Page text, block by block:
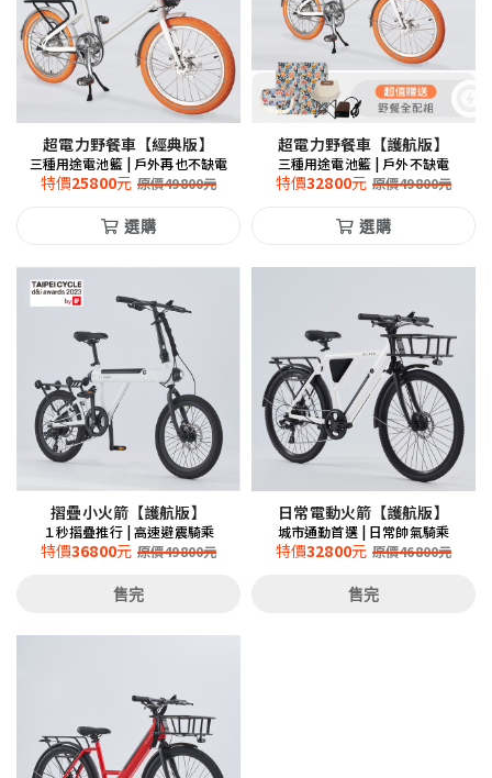
超電力野餐車【經典版】
三種用途電池籃 | 戶外再也不缺電
特價25800元 原價49800元
選購
超電力野餐車【護航版】
三種用途電池籃 | 戶外不缺電
特價32800元 原價49800元
選購
摺疊小火箭【護航版】
１秒摺疊推行 | 高速避震騎乘
特價36800元 原價49800元
售完
日常電動火箭【護航版】
城市通勤首選 | 日常帥氣騎乘
特價32800元 原價46800元
售完